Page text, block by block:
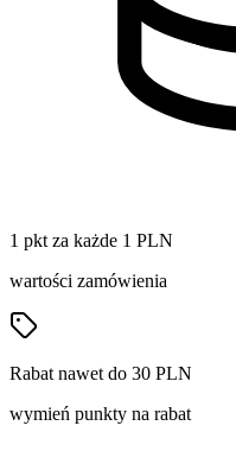
1 pkt za każde 1 PLN
wartości zamówienia
Rabat nawet do 30 PLN
wymień punkty na rabat